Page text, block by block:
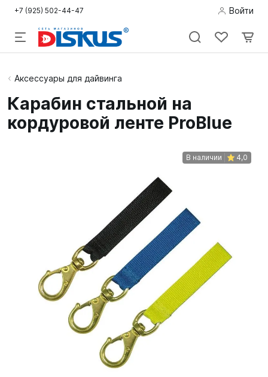
+7 (925) 502-44-47 Войти
Подводная
Дайвинг
SUP-
сёрфинг
Подарочные
Аксессуары для дайвинга
Карабин стальной на
кордуровой ленте ProBlue
В наличии 4,0